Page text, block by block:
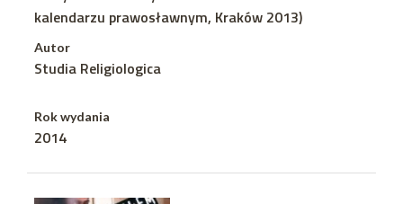
kalendarzu prawosławnym, Kraków 2013)
Autor
Studia Religiologica
Rok wydania
2014